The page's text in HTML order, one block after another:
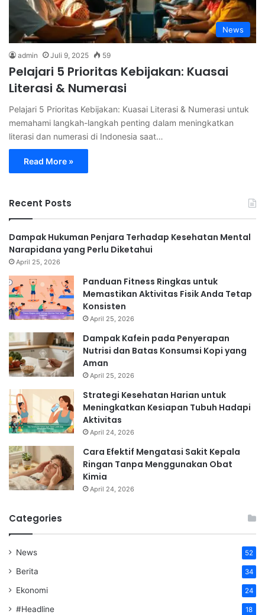
News
admin Juli 9, 2025 59
Pelajari 5 Prioritas Kebijakan: Kuasai
Literasi & Numerasi
Pelajari 5 Prioritas Kebijakan: Kuasai Literasi & Numerasi untuk
memahami langkah-langkah penting dalam meningkatkan
literasi dan numerasi di Indonesia saat…
Read More »
Recent Posts
Dampak Hukuman Penjara Terhadap Kesehatan Mental
Narapidana yang Perlu Diketahui
April 25, 2026
Panduan Fitness Ringkas untuk
Memastikan Aktivitas Fisik Anda Tetap
Konsisten
April 25, 2026
Dampak Kafein pada Penyerapan
Nutrisi dan Batas Konsumsi Kopi yang
Aman
April 25, 2026
Strategi Kesehatan Harian untuk
Meningkatkan Kesiapan Tubuh Hadapi
Aktivitas
April 24, 2026
Cara Efektif Mengatasi Sakit Kepala
Ringan Tanpa Menggunakan Obat
Kimia
April 24, 2026
Categories
News 52
Berita 34
Ekonomi 24
#Headline 18